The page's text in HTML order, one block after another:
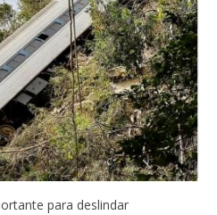
para deslindar